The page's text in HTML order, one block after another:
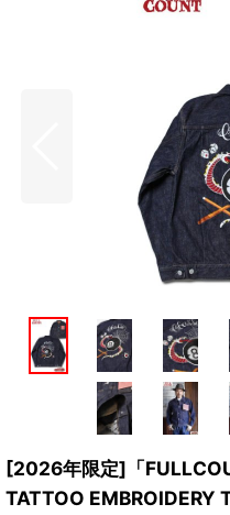
[2026年限定]「
TATTOO EMBROIDERY